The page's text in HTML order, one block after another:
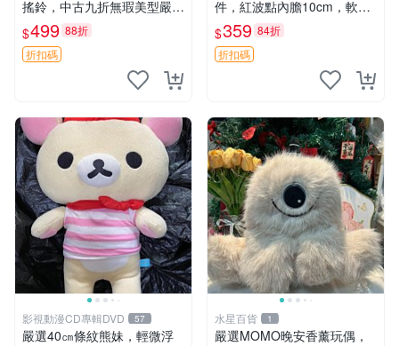
搖鈴，中古九折無瑕美型嚴選
收藏 粉色 安撫 玩具
$499 88折
折扣碼
件，紅波點內膽10cm，軟糯
宜贈送收藏 咪熊 毛絨 掛件
$359 84折
折扣碼
影視動漫CD專輯DVD 57
嚴選40㎝條紋熊妹，輕微浮
水星百貨 1
嚴選MOMO晚安香薰玩偶，